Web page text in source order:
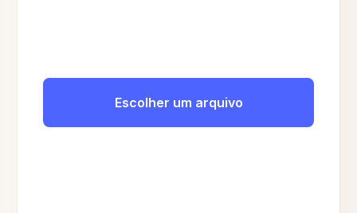
Escolher um arquivo